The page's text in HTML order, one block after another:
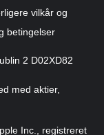
vilkår og
betingelser
2 D02XD82
med aktier,
Inc., registreret